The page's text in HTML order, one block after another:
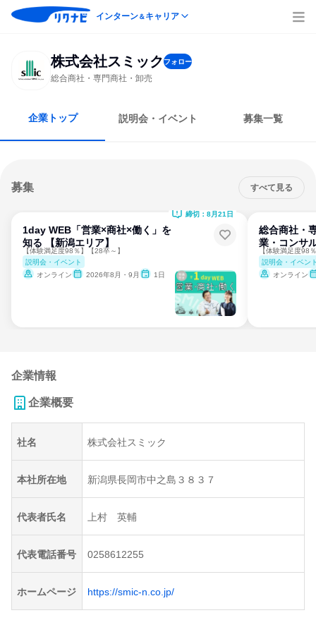
インターン＆キャリア
株式会社スミックフォロー
総合商社・専門商社・卸売
企業トップ 説明会・イベント 募集一覧
募集 すべて見る
1day WEB「営業×商社×働く」を
知る 【新潟エリア】
【体験満足度98％】【28卒～】
説明会・イベント
オンライン
2026年8月・9月 1日
締切：8月21日
総合商社・
業・コンサ
【体験満足度98
説明会・イベン
オンライン
企業情報
企業概要
社名 株式会社スミック
本社所在地 新潟県長岡市中之島３８３７
代表者氏名 上村 英輔
代表電話番号 0258612255
ホームページ https://smic-n.co.jp/